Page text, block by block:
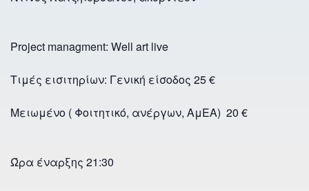
Project managment: Well art live
Τιμές εισιτηρίων: Γενική είσοδος 25 €
Μειωμένο ( Φοιτητικό, ανέργων, ΑμΕΑ) 20 €
Ώρα έναρξης 21:30